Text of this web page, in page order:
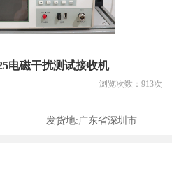
电磁干扰测试接收机
浏览次数： 913次
发货地:广东省深圳市